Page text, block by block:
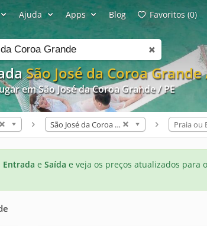
São José da Coroa Grande
em São José da Coroa Grande / PE
Ajuda Apps Blog Favoritos (0)
São José da Coroa Grande (6) Praia ou
Entrada e Saída e veja os preços atualizados para o